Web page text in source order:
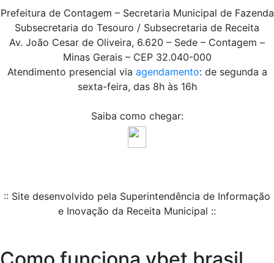
Prefeitura de Contagem – Secretaria Municipal de Fazenda
Subsecretaria do Tesouro / Subsecretaria de Receita
Av. João Cesar de Oliveira, 6.620 – Sede – Contagem –
Minas Gerais – CEP 32.040-000
Atendimento presencial via agendamento: de segunda a
sexta-feira, das 8h às 16h
Saiba como chegar:
:: Site desenvolvido pela Superintendência de Informação
e Inovação da Receita Municipal ::